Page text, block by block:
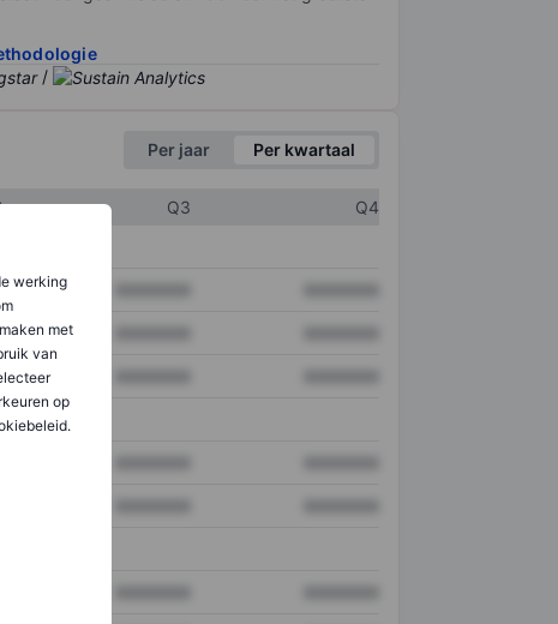
werking
met
van
op
/
Per jaar Per kwartaal
Q3
Q4